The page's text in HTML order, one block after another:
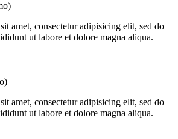
amet, consectetur adipisicing elit, sed do
ut labore et dolore magna aliqua.
amet, consectetur adipisicing elit, sed do
ut labore et dolore magna aliqua.